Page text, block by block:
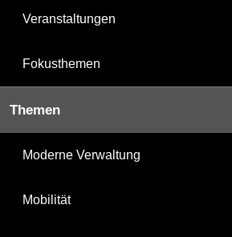
Veranstaltungen
Fokusthemen
Themen
Moderne Verwaltung
Mobilität